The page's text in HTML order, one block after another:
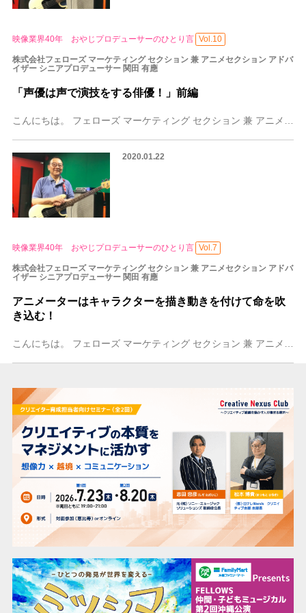
映像業界40年 おやじプロデューサーのひとり言 Vol.10
株式会社フェローズ マーケティング セクション 兼 アニメセクション アドバ
イザー シニアプロデューサー 関田 有應
「声優は声で演技をする俳優！」前編
2020.01.22
映像業界40年 おやじプロデューサーのひとり言 Vol.7
株式会社フェローズ マーケティング セクション 兼 アニメセクション アドバ
イザー シニアプロデューサー 関田 有應
アニメーターはキャラクターを描き動きを付けて命を吹
き込む！